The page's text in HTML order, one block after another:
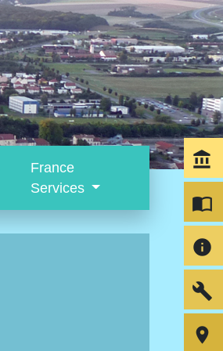
France
Services
account_balance
import_contacts
info
build
room